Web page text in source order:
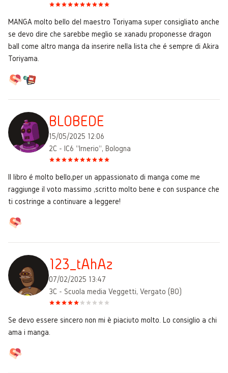
MANGA molto bello del maestro Toriyama super consigliato anche
se devo dire che sarebbe meglio se xanadu proponesse dragon
ball come altro manga da inserire nella lista che é sempre di Akira
Toriyama.
BLOBEDE
15/05/2025 12:06
2C - IC6 "Irnerio", Bologna
Il libro é molto bello,per un appassionato di manga come me
raggiunge il voto massimo ,scritto molto bene e con suspance che
ti costringe a continuare a leggere!
123_tAhAz
07/02/2025 13:47
3C - Scuola media Veggetti, Vergato (BO)
Se devo essere sincero non mi è piaciuto molto. Lo consiglio a chi
ama i manga.